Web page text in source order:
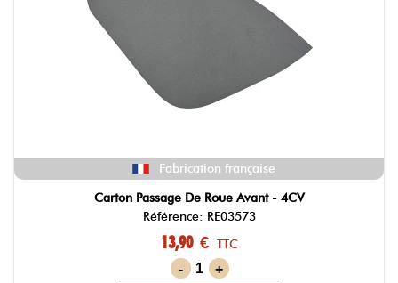
Fabrication française
Carton Passage De Roue Avant - 4CV
Référence: RE03573
13,90 € TTC
-
+